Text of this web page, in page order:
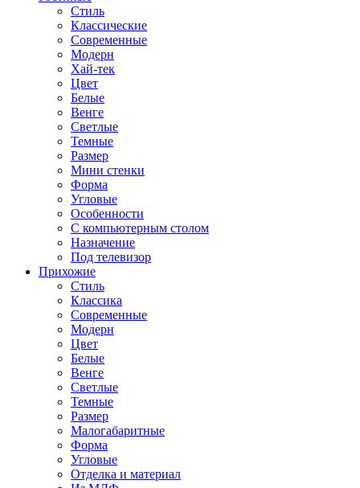
Стиль
Классические
Современные
Модерн
Хай-тек
Цвет
Белые
Венге
Светлые
Темные
Размер
Мини стенки
Форма
Угловые
Особенности
С компьютерным столом
Назначение
Под телевизор
Прихожие
Стиль
Классика
Современные
Модерн
Цвет
Белые
Венге
Светлые
Темные
Размер
Малогабаритные
Форма
Угловые
Отделка и материал